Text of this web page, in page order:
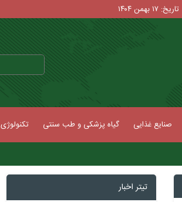
تاریخ: ۱۷ بهمن ۱۴۰۴
صنایع غذایی گیاه پزشکی و طب سنتی
تیتر اخبار